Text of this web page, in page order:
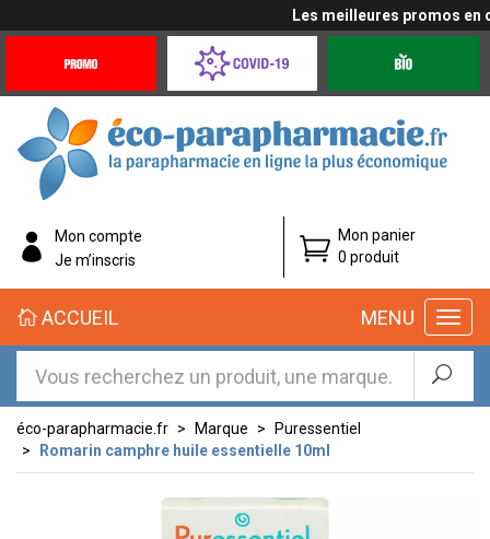
Les meilleures promos en
Offres
Coronavirus
éco-
parapharmacie.fr
éco-
parapharmacie.fr
Mon compte
Je m’inscris
Mon panier
0 produit
MENU
ACCUEIL
éco-parapharmacie.fr Marque
Puressentiel
Romarin camphre huile essentielle 10ml